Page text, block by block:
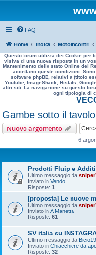
FAQ
Home Indice MotoIncontri
Questo forum utilizza dei Cookie per
visiva di una nuova risposta in un
Mantenimento dello stato Online del
accettano queste condizioni.
software phpBB, relativi a (titolo
Youtube, ImageShack, Histats,
altri siti. La navigazione su questo
ogni tipologia di
Gambe sotto il tavolo
Nuovo argomento
6
Prodotti Fluip e
Ultimo messaggio da
Inviato in Vendo
Risposte: 1
[proposta] Le nuove
Ultimo messaggio da
Inviato in A Manetta
Risposte: 61
SV-italia su
Ultimo messaggio da
Inviato in Chiacchiere da
Risposte: 32